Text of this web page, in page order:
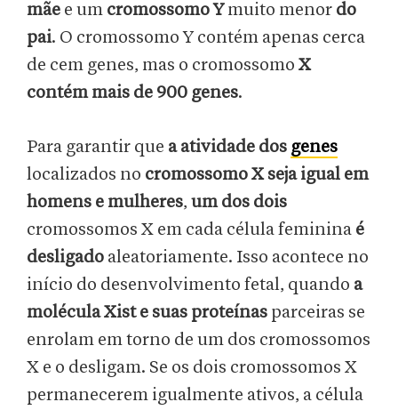
mãe e um cromossomo Ymuito menor do
pai. O cromossomo Y contém apenas cerca
de cem genes, mas o cromossomo X
contém mais de 900 genes.
Para garantir que a atividade dos genes
localizados no cromossomo X seja igual em
homens e mulheres, um dos dois
cromossomos X em cada célula feminina é
desligado aleatoriamente. Isso acontece no
início do desenvolvimento fetal, quando a
molécula Xist e suas proteínas parceiras se
enrolam em torno de um dos cromossomos
X e o desligam. Se os dois cromossomos X
permanecerem igualmente ativos, a célula